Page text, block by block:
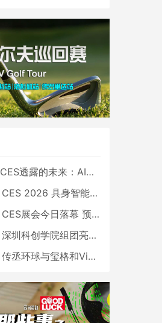
CES透露的未来：AI、机器人与智能生活大爆发
CES 2026 具身智能与创新领域 中国公司大放异彩
CES展会今日落幕 预计2026行业收入将超五千亿美元
深圳科创学院组团亮相CES 广受好评
传丞环球与玺格和VibeLens共同推出全新耳机